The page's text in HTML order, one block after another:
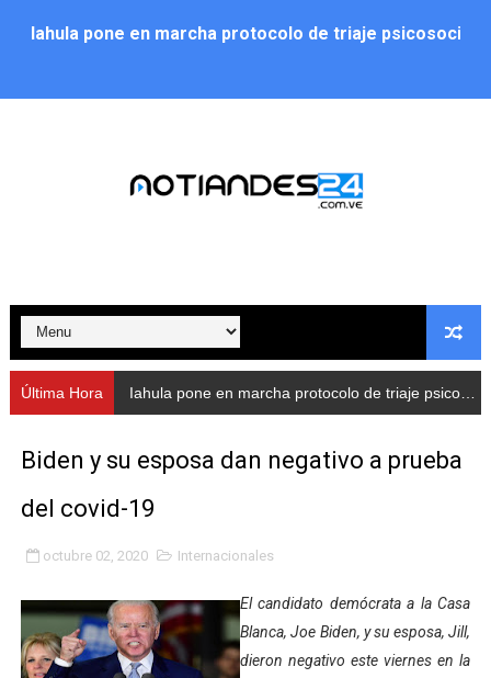
Iahula pone en marcha protocolo de triaje psicosocial
CorpoMérida continúa con ciclos de formación
Balance semestral impulsa inclusión y atención a
Plan Vacacional Comunitario “Ríe 2026” recorre las
Alcaldía del Municipio Libertador realizó una jornada
Fundacite Mérida dicta taller gratuito de electrónica
INN-Mérida celebró el Lacto grado para promover el
Impulsan plan estratégico de seguridad ciudadana
Mérida impulsa desarrollo económico con taller de
Fomficc consolida alianzas e impulsa la economía
Última Hora Iahula pone en marcha protocolo de triaje psicosocial para atender a rescatistas
Biden y su esposa dan negativo a prueba
del covid-19
octubre 02, 2020 Internacionales
El candidato demócrata a la Casa
Blanca, Joe Biden, y su esposa, Jill,
dieron negativo este viernes en la